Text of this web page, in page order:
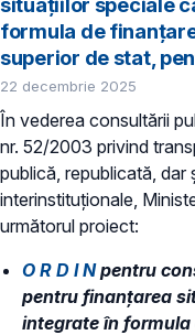
formula de
superior de stat,
22 decembrie 2025
În vederea consultării
nr. 52/2003 privind
publică, republicată, dar
interinstituționale,
următorul proiect:
O R D I Npentru
pentru finanțarea
integrate în